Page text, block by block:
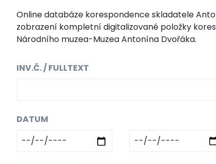
Online databáze korespondence skladatele
zobrazení kompletní digitalizované položky
Národního muzea-Muzea Antonína Dvořáka.
INV.Č. / FULLTEXT
DATUM